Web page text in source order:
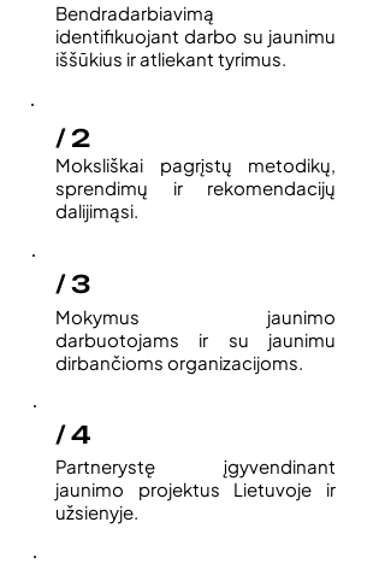
Bendradarbiavimą
identifikuojant darbo su jaunimu
iššūkius ir atliekant tyrimus.
/ 2
Moksliškai pagrįstų metodikų,
sprendimų ir rekomendacijų
dalijimąsi.
/ 3
Mokymus jaunimo
darbuotojams ir su jaunimu
dirbančioms organizacijoms.
/ 4
Partnerystę įgyvendinant
jaunimo projektus Lietuvoje ir
užsienyje.